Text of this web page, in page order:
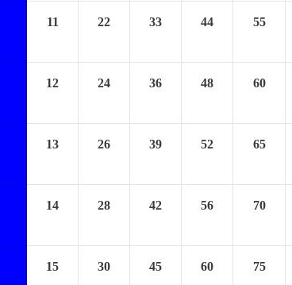
11 22 33 44 55
12 24 36 48 60
13 26 39 52 65
14 28 42 56 70
15 30 45 60 75